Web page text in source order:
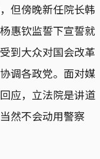
但傍晚新任院长韩
惠钦监誓下宣誓就
到大众对国会改革
调各政党。面对媒
应，立法院是讲道
然不会动用警察